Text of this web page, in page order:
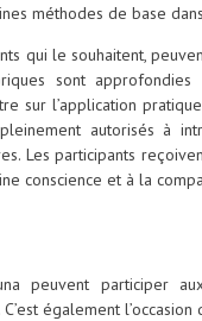
méthodes de base
qui le souhaitent,
sont
sur l’application
autorisés à
Les participants
conscience et à la
peuvent participer
également